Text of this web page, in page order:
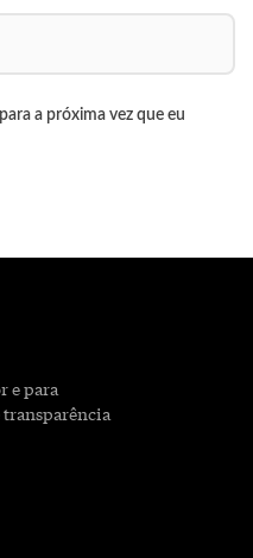
a próxima vez que eu
e para